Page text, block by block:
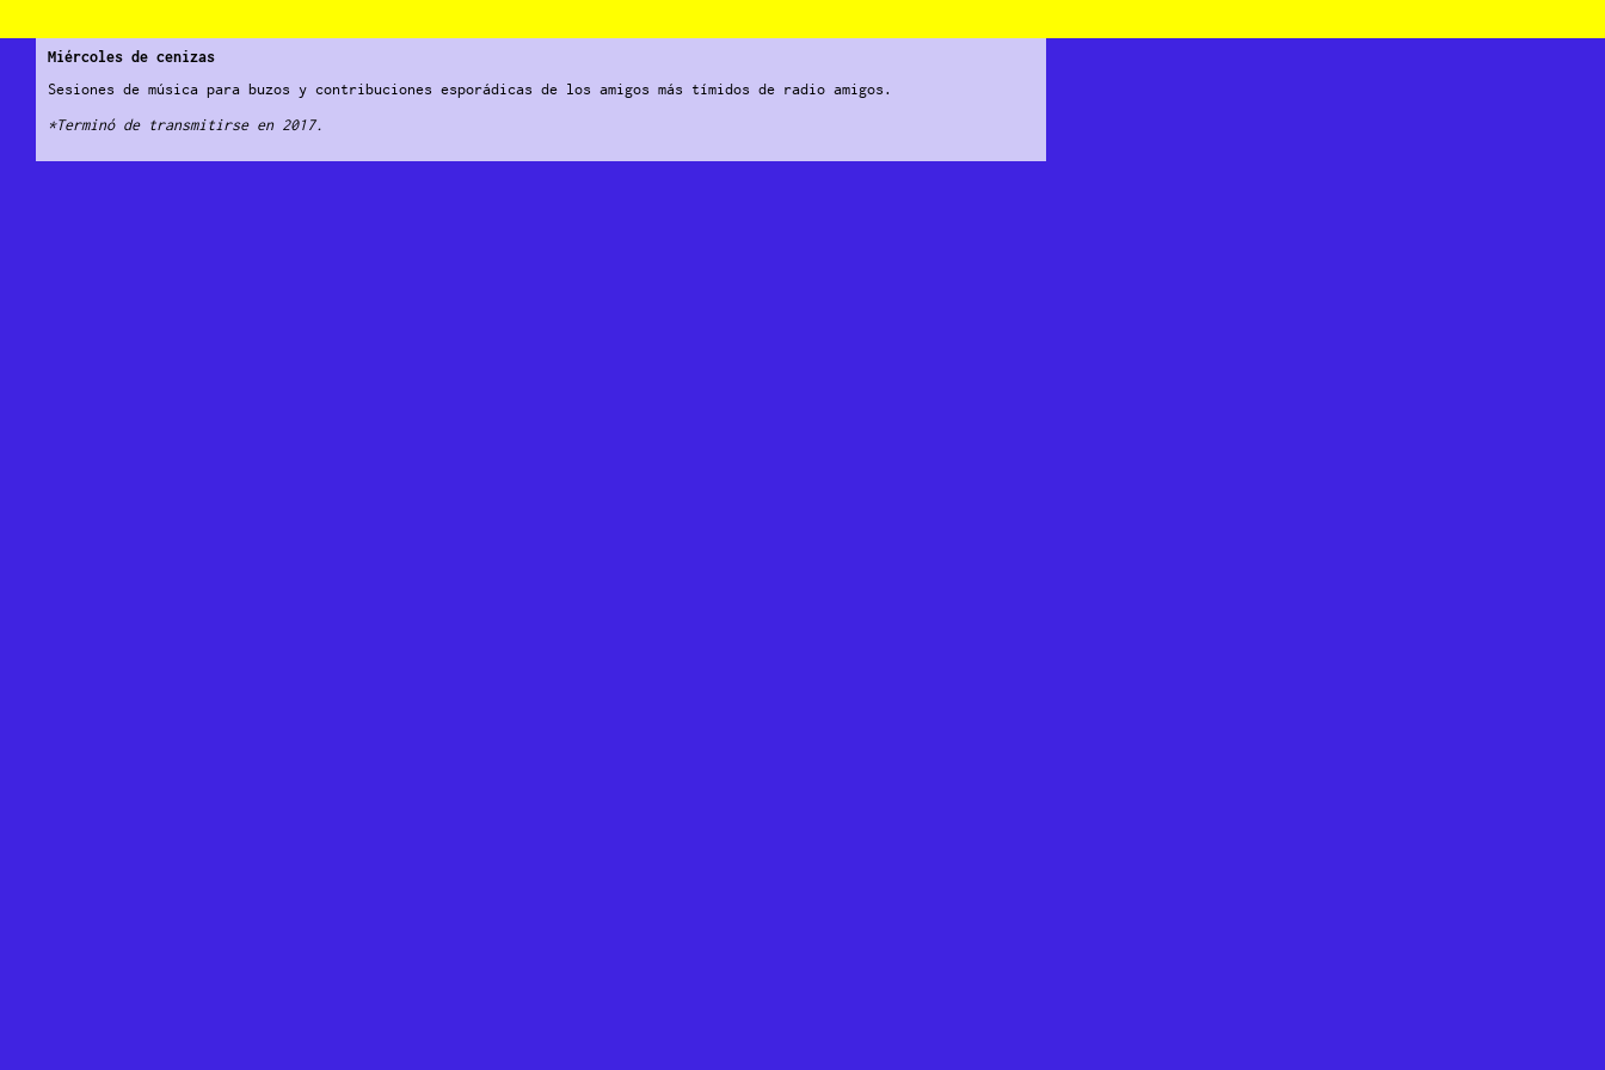
Miércoles de cenizas
Sesiones de música para buzos y contribuciones esporádicas de los amigos más tímidos de radio amigos.
*Terminó de transmitirse en 2017.